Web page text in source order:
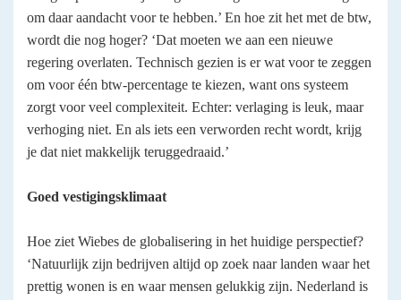
om daar aandacht voor te hebben.’ En hoe zit het met de btw,
wordt die nog hoger? ‘Dat moeten we aan een nieuwe
regering overlaten. Technisch gezien is er wat voor te zeggen
om voor één btw-percentage te kiezen, want ons systeem
zorgt voor veel complexiteit. Echter: verlaging is leuk, maar
verhoging niet. En als iets een verworden recht wordt, krijg
je dat niet makkelijk teruggedraaid.’
Goed vestigingsklimaat
Hoe ziet Wiebes de globalisering in het huidige perspectief?
‘Natuurlijk zijn bedrijven altijd op zoek naar landen waar het
prettig wonen is en waar mensen gelukkig zijn. Nederland is